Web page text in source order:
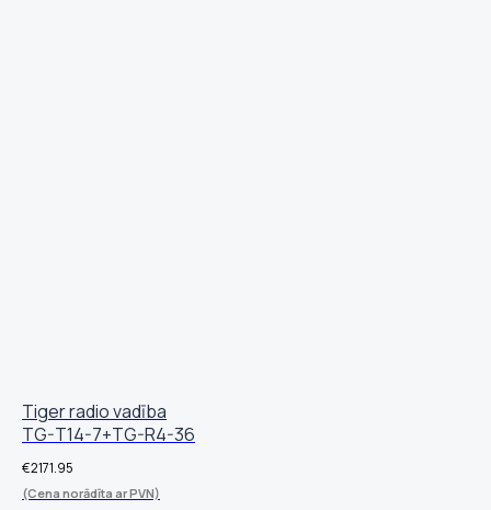
Tiger radio vadība
TG-T14-7+TG-R4-36
€2171.95
(Cena norādīta ar PVN)